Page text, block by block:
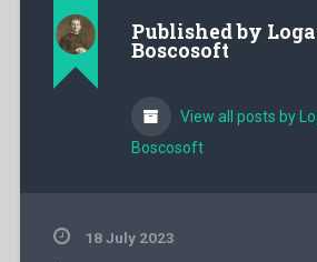
Published by
Boscosoft
View all posts by
Boscosoft
18 July 2023